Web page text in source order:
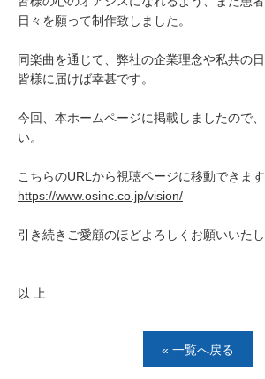
日々を願って制作致しました。
同楽曲を通じて、弊社の企業理念や私共の
皆様に届けば幸甚です。
今回、本ホームページに掲載しましたので
い。
こちらのURLから視聴ページに移動できま
https://www.osinc.co.jp/vision/
引き続きご愛顧のほどよろしくお願いいたし
以 上
« 一覧へ戻る